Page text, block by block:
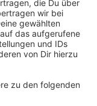
Töne.
behoben
sehr